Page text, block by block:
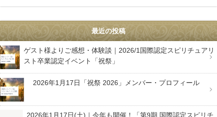
最近の投稿
ゲスト様よりご感想・体験談｜2026/1国際認定スピリチュアリ
スト卒業認定イベント「祝祭」
2026年1月17日「祝祭 2026」メンバー・プロフィール
2026年1月17日(土)｜今年も開催！「第9期 国際認定スピリチ